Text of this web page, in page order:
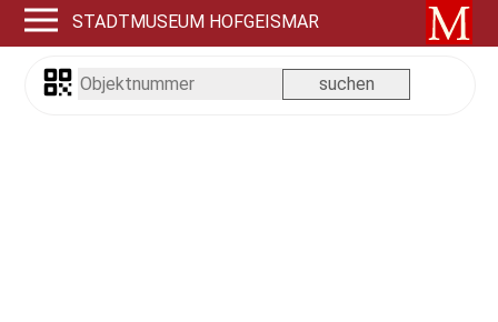
STADTMUSEUM HOFGEISMAR